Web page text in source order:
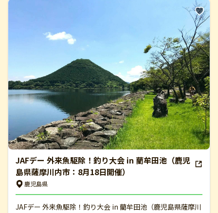
JAFデー 外来魚駆除！釣り大会 in 藺牟田池（鹿児
島県薩摩川内市：8月18日開催）
鹿児島県
JAFデー 外来魚駆除！釣り大会 in 藺牟田池（鹿児島県薩摩川